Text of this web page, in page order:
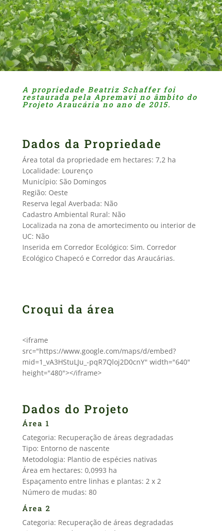
A propriedade Beatriz Schaffer foi
restaurada pela Apremavi no âmbito do
Projeto Araucária no ano de 2015.
Dados da Propriedade
Área total da propriedade em hectares: 7,2 ha
Localidade: Lourenço
Município: São Domingos
Região: Oeste
Reserva legal Averbada: Não
Cadastro Ambiental Rural: Não
Localizada na zona de amortecimento ou interior de
UC: Não
Inserida em Corredor Ecológico: Sim. Corredor
Ecológico Chapecó e Corredor das Araucárias.
Croqui da área
<iframe
src="https://www.google.com/maps/d/embed?
mid=1_vA3HStuLJu_-pqR7Qloj2D0cnY" width="640"
height="480"></iframe>
Dados do Projeto
Área 1
Categoria: Recuperação de áreas degradadas
Tipo: Entorno de nascente
Metodologia: Plantio de espécies nativas
Área em hectares: 0,0993 ha
Espaçamento entre linhas e plantas: 2 x 2
Número de mudas: 80
Área 2
Categoria: Recuperação de áreas degradadas